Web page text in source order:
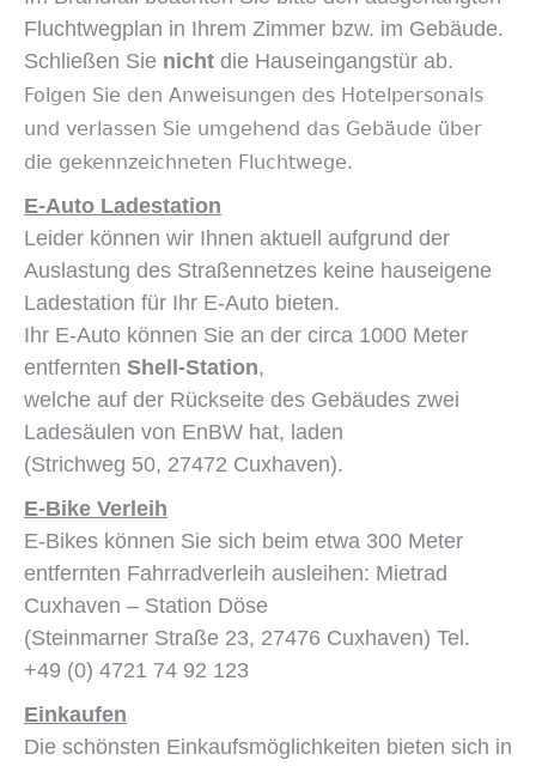
Fluchtwegplan in Ihrem Zimmer bzw. im Gebäude.
Schließen Sie nicht die Hauseingangstür ab.
Folgen Sie den Anweisungen des Hotelpersonals
und verlassen Sie umgehend das Gebäude über
die gekennzeichneten Fluchtwege.
E-Auto Ladestation
Leider können wir Ihnen aktuell aufgrund der
Auslastung des Straßennetzes keine hauseigene
Ladestation für Ihr E-Auto bieten.
Ihr E-Auto können Sie an der circa 1000 Meter
entfernten Shell-Station,
welche auf der Rückseite des Gebäudes zwei
Ladesäulen von EnBW hat, laden
(Strichweg 50, 27472 Cuxhaven).
E-Bike Verleih
E-Bikes können Sie sich beim etwa 300 Meter
entfernten Fahrradverleih ausleihen: Mietrad
Cuxhaven – Station Döse
(Steinmarner Straße 23, 27476 Cuxhaven) Tel.
+49 (0) 4721 74 92 123
Einkaufen
Die schönsten Einkaufsmöglichkeiten bieten sich in